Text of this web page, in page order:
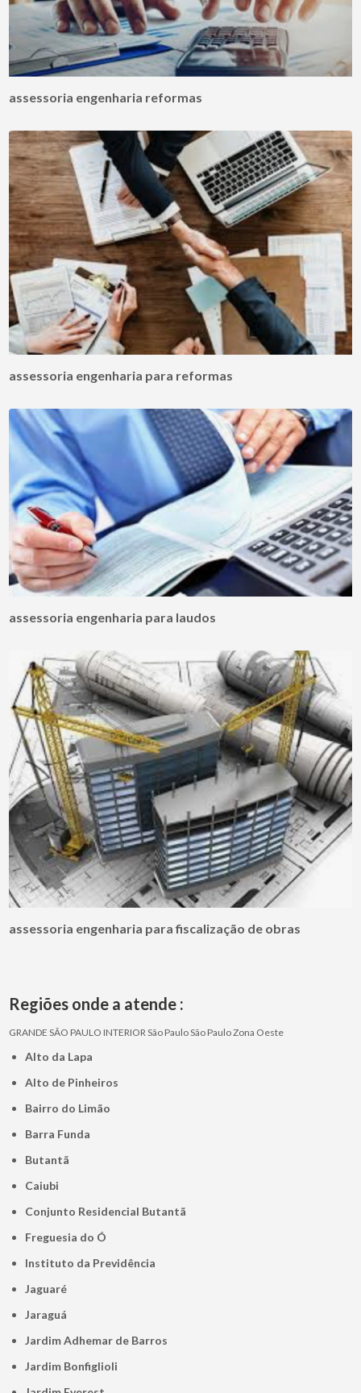
assessoria engenharia reformas
assessoria engenharia para reformas
assessoria engenharia para laudos
assessoria engenharia para fiscalização de obras
Regiões onde a atende :
GRANDE SÃO PAULO INTERIORSão PauloSão PauloZona Oeste
Alto da Lapa
Alto de Pinheiros
Bairro do Limão
Barra Funda
Butantã
Caiubi
Conjunto Residencial Butantã
Freguesia do Ó
Instituto da Previdência
Jaguaré
Jaraguá
Jardim Adhemar de Barros
Jardim Bonfiglioli